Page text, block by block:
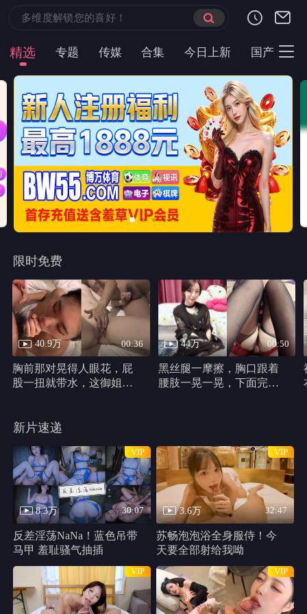
首页 现代言情 都市短剧 云短榜单 最近更新
千万别松手HD
类型：恐怖片 主演：哈莉·贝瑞,克里斯汀·帕克,马修·凯文·安德森,史蒂芬妮·拉文
尼,Percy,Daggs,IV,安东尼·B.詹金斯,Cadence,Compton
共 1 集
千万别松手 线路1